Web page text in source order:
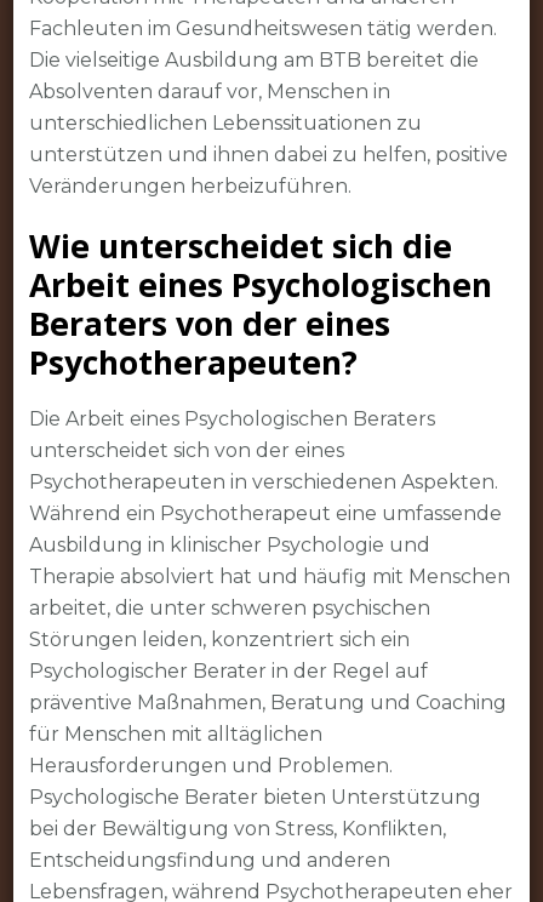
Fachleuten im Gesundheitswesen tätig werden.
Die vielseitige Ausbildung am BTB bereitet die
Absolventen darauf vor, Menschen in
unterschiedlichen Lebenssituationen zu
unterstützen und ihnen dabei zu helfen, positive
Veränderungen herbeizuführen.
Wie unterscheidet sich die
Arbeit eines Psychologischen
Beraters von der eines
Psychotherapeuten?
Die Arbeit eines Psychologischen Beraters
unterscheidet sich von der eines
Psychotherapeuten in verschiedenen Aspekten.
Während ein Psychotherapeut eine umfassende
Ausbildung in klinischer Psychologie und
Therapie absolviert hat und häufig mit Menschen
arbeitet, die unter schweren psychischen
Störungen leiden, konzentriert sich ein
Psychologischer Berater in der Regel auf
präventive Maßnahmen, Beratung und Coaching
für Menschen mit alltäglichen
Herausforderungen und Problemen.
Psychologische Berater bieten Unterstützung
bei der Bewältigung von Stress, Konflikten,
Entscheidungsfindung und anderen
Lebensfragen, während Psychotherapeuten eher